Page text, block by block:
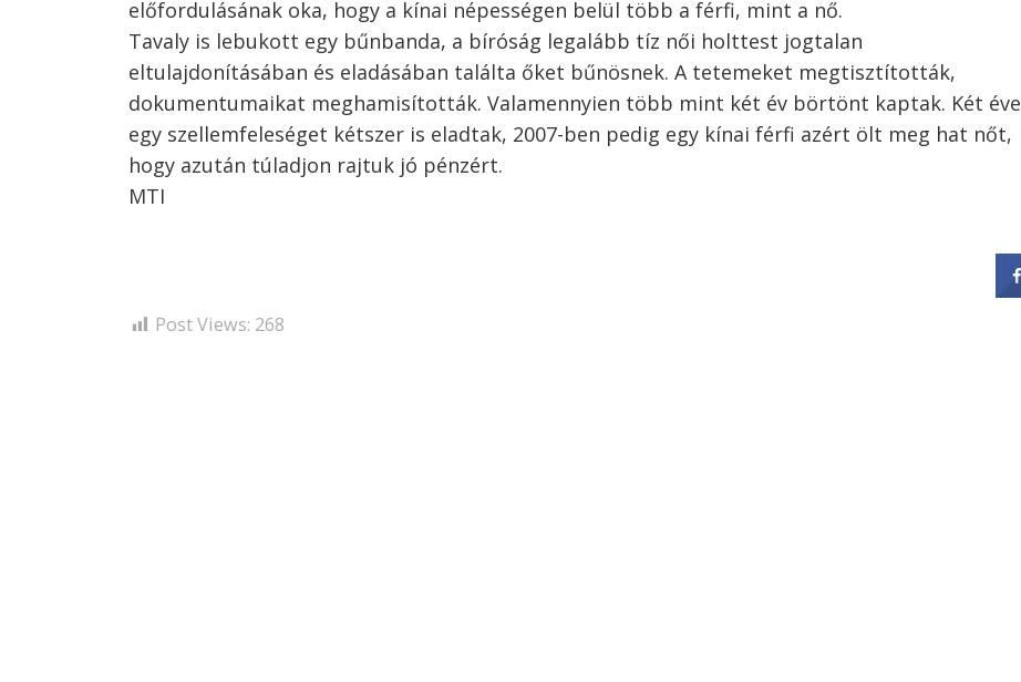
előfordulásának oka, hogy a kínai népességen belül több a férfi, mint a nő.
Tavaly is lebukott egy bűnbanda, a bíróság legalább tíz női holttest jogtalan
eltulajdonításában és eladásában találta őket bűnösnek. A tetemeket megtisztították,
dokumentumaikat meghamisították. Valamennyien több mint két év börtönt kaptak. Két éve
egy szellemfeleséget kétszer is eladtak, 2007-ben pedig egy kínai férfi azért ölt meg hat nőt,
hogy azután túladjon rajtuk jó pénzért.
MTI
Post Views: 268